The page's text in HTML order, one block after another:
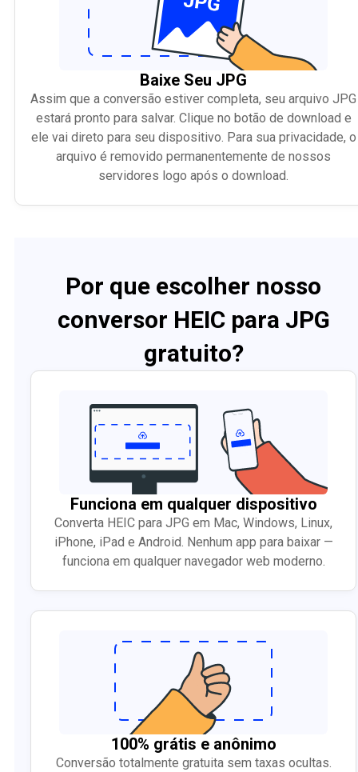
Baixe Seu JPG
Assim que a conversão estiver completa, seu arquivo JPG
estará pronto para salvar. Clique no botão de download e
ele vai direto para seu dispositivo. Para sua privacidade, o
arquivo é removido permanentemente de nossos
servidores logo após o download.
Por que escolher nosso
conversor HEIC para JPG
gratuito?
Funciona em qualquer dispositivo
Converta HEIC para JPG em Mac, Windows, Linux,
iPhone, iPad e Android. Nenhum app para baixar —
funciona em qualquer navegador web moderno.
100% grátis e anônimo
Conversão totalmente gratuita sem taxas ocultas.